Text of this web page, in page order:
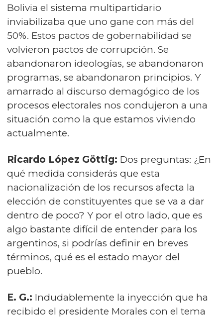
Bolivia el sistema multipartidario
inviabilizaba que uno gane con más del
50%. Estos pactos de gobernabilidad se
volvieron pactos de corrupción. Se
abandonaron ideologías, se abandonaron
programas, se abandonaron principios. Y
amarrado al discurso demagógico de los
procesos electorales nos condujeron a una
situación como la que estamos viviendo
actualmente.
Ricardo López Göttig: Dos preguntas: ¿En
qué medida considerás que esta
nacionalización de los recursos afecta la
elección de constituyentes que se va a dar
dentro de poco? Y por el otro lado, que es
algo bastante difícil de entender para los
argentinos, si podrías definir en breves
términos, qué es el estado mayor del
pueblo.
E. G.: Indudablemente la inyección que ha
recibido el presidente Morales con el tema